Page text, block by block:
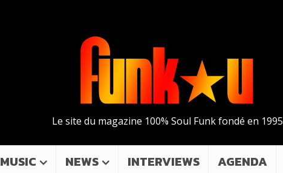
Le site du magazine 100% Soul Funk fondé en 1995
MUSIC NEWS INTERVIEWS AGENDA